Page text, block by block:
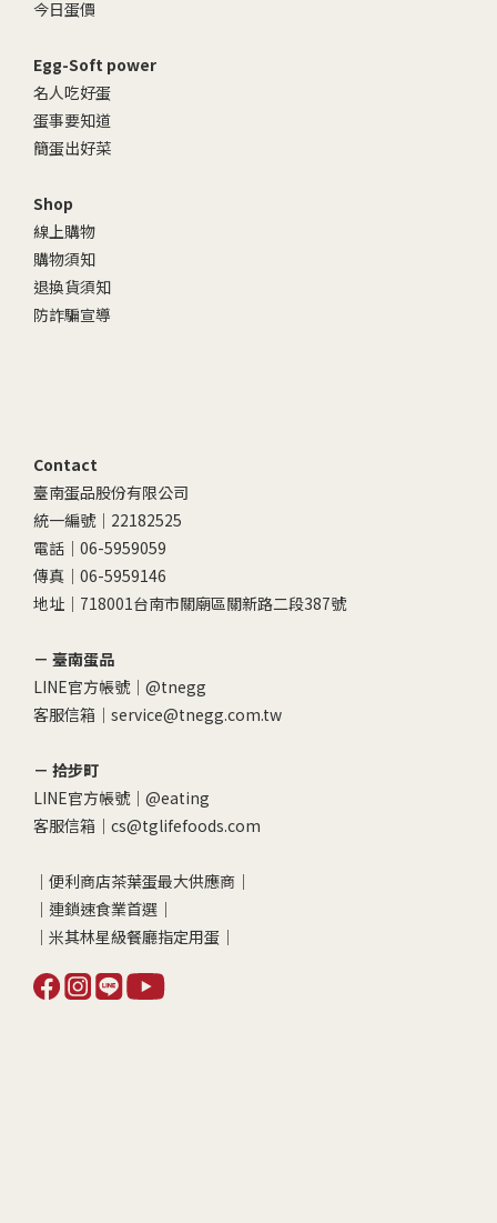
今日蛋價
Egg-Soft power
名人吃好蛋
蛋事要知道
簡蛋出好菜
Shop
線上購物
購物須知
退換貨須知
防詐騙宣導
Contact
臺南蛋品股份有限公司
統一編號｜22182525
電話｜06-5959059
傳真｜06-5959146
地址｜718001台南市關廟區關新路二段387號
－ 臺南蛋品
LINE官方帳號｜ @tnegg
客服信箱｜service@tnegg.com.tw
－ 拾步町
LINE官方帳號｜ @eating
客服信箱｜cs@tglifefoods.com
｜便利商店茶葉蛋最大供應商｜
｜連鎖速食業首選｜
｜米其林星級餐廳指定用蛋｜